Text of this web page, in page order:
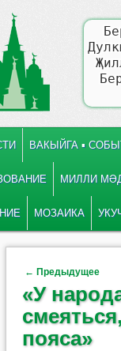
ВАКЫЙГА ▪
МИЛЛИ
МОЗАИКА
Навигация по
← Предыдущее
«У
пояса»